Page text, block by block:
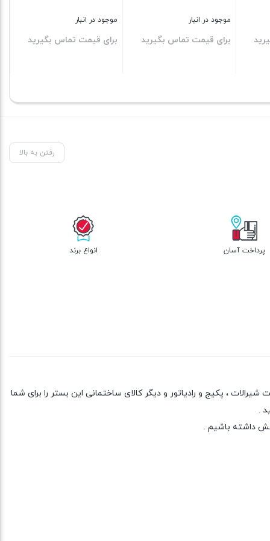
رفتن به بالا
پرداخت آسان انواع برند
، پکیج و رادیاتور و دیگر کالای ساختمانی این بستر را برای شما
.
داشته باشیم .